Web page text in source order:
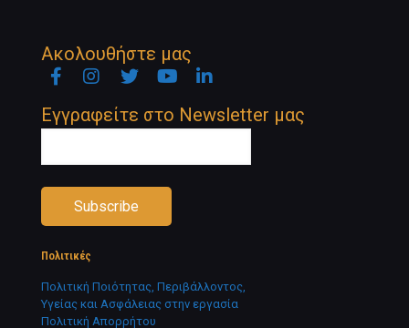
Ακολουθήστε μας
FacebookInstagramTwitter YouTubeLinkedin
Newsletter
Εγγραφείτε στο Newsletter μας
Πολιτικές
Πολιτική Ποιότητας, Περιβάλλοντος,
Υγείας και Ασφάλειας στην εργασία
Πολιτική Απορρήτου